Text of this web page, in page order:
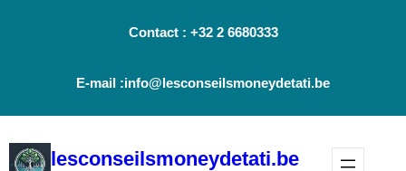
Contact : +32 2 6680333
E-mail :info@lesconseilsmoneydetati.be
lesconseilsmoneydetati.be